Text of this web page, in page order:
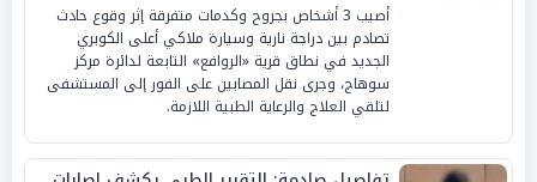
أصيب 3 أشخاص بجروح وكدمات متفرقة إثر وقوع حادث
تصادم بين دراجة نارية وسيارة ملاكي أعلى الكوبري
الجديد في نطاق قرية «الروافع» التابعة لدائرة مركز
سوهاج، وجرى نقل المصابين على الفور إلى المستشفى
لتلقي العلاج والرعاية الطبية اللازمة.